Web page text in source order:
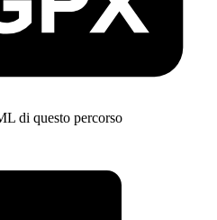
di questo percorso